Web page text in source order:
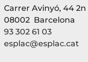
Carrer Avinyó, 44 2n
08002 Barcelona
93 302 61 03
esplac@esplac.cat